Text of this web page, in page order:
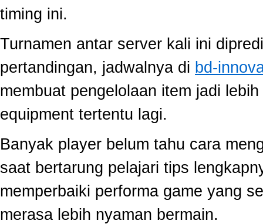
timing ini.
Turnamen antar server kali ini
pertandingan, jadwalnya di bd-
membuat pengelolaan item jadi
equipment tertentu lagi.
Banyak player belum tahu cara
saat bertarung pelajari tips
memperbaiki performa game yang
merasa lebih nyaman bermain.